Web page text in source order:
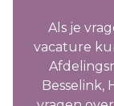
Als je
vacature
Besselink,